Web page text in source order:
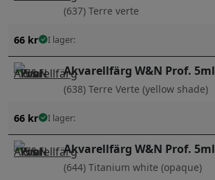
(637) Terre verte
66 kr I lager:
Akvarellfärg W&N Prof. 5ml
(638) Terre Verte (yellow shade)
66 kr I lager:
Akvarellfärg W&N Prof. 5ml
(644) Titanium white (opaque)